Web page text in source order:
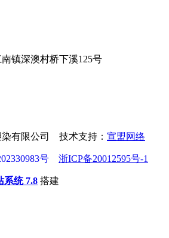
镇深澳村桥下溪125号
有限公司 技术支持： 宣盟网络
号 浙ICP备20012595号-1
系统 7.8 搭建